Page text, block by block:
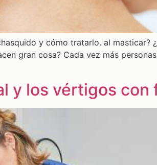
y cómo tratarlo. al masticar?
gran cosa? Cada vez más
y los vértigos con